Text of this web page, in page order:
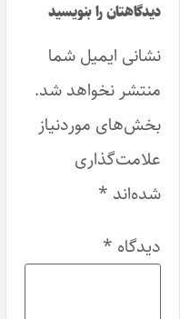
دیدگاهتان را بنویسید
نشانی ایمیل شما
منتشر نخواهد شد.
بخش‌های موردنیاز
علامت‌گذاری
شده‌اند *
دیدگاه *